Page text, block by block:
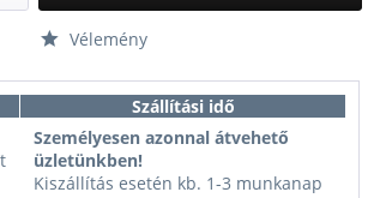
Vélemény
Szállítási idő
Személyesen azonnal átvehető
üzletünkben!
Kiszállítás esetén kb. 1-3 munkanap